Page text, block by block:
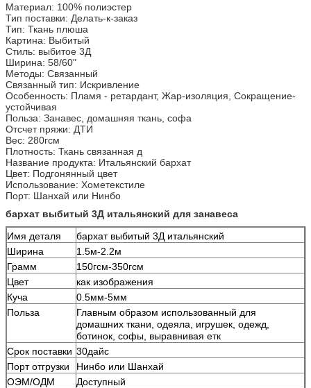
Материал: 100% полиэстер
Тип поставки: Делать-к-заказ
Тип: Ткань плюша
Картина: Выбитый
Стиль: выбитое 3Д
Ширина: 58/60"
Методы: Связанный
Связанный тип: Искривление
Особенность: Пламя - ретардант, Жар-изоляция, Сокращение-
устойчивая
Польза: Занавес, домашняя ткань, софа
Отсчет пряжи: ДТИ
Вес: 280гсм
Плотность: Ткань связанная д
Название продукта: Итальянский бархат
Цвет: Подгонянный цвет
Использование: Хометекстиле
Порт: Шанхай или Нинбо
бархат выбитый 3Д итальянский для занавеса
Имя деталя
бархат выбитый 3Д итальянский
Ширина
1.5м-2.2м
Грамм
150гсм-350гсм
Цвет
как изображения
Куча
0.5мм-5мм
Польза
Главным образом использованный для
домашних ткани, одеяла, игрушек, одежд,
ботинок, софы, выравнивая етк
Срок поставки 30дайс
Порт отгрузки
Нинбо или Шанхай
ОЭМ/ОДМ
Доступный